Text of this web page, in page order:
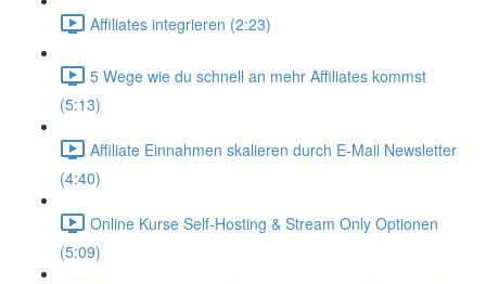
Affiliates integrieren (2:23)
5 Wege wie du schnell an mehr Affiliates kommst
(5:13)
Affiliate Einnahmen skalieren durch E-Mail Newsletter
(4:40)
Online Kurse Self-Hosting & Stream Only Optionen
(5:09)